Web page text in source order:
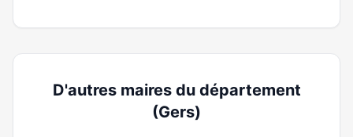
D'autres maires du département
(Gers)